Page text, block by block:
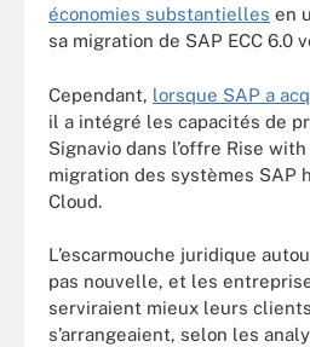
économies substantielles en
sa migration de SAP ECC 6.0
Cependant, lorsque SAP a
il a intégré les capacités de
Signavio dans l’offre Rise
migration des systèmes SAP
Cloud.
L’escarmouche juridique
pas nouvelle, et les
serviraient mieux leurs
s’arrangeaient, selon les